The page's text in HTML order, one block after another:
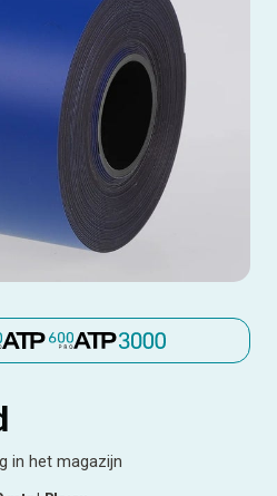
in het magazijn